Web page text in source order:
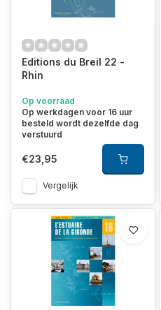
Editions du Breil 22 -
Rhin
Op voorraad
Op werkdagen voor 16 uur
besteld wordt dezelfde dag
verstuurd
€23,95
Vergelijk